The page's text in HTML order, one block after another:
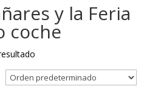
y la Feria
coche